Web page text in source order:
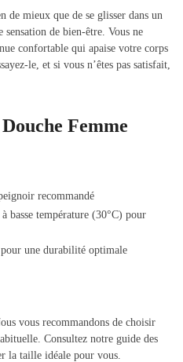
de mieux que de se glisser dans un
de bien-être. Vous ne
confortable qui apaise votre corps
le, et si vous n’êtes pas satisfait,
Femme
recommandé
basse température (30°C) pour
une durabilité optimale
vous recommandons de choisir
Consultez notre guide des
la taille idéale pour vous.